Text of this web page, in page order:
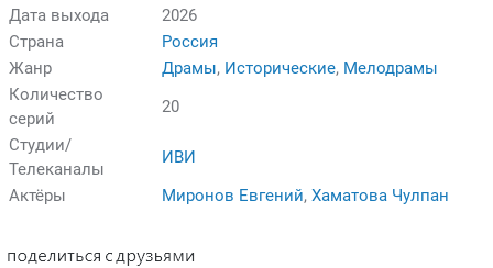
Дата выхода
2026
Страна
Россия
Жанр
Драмы, Исторические, Мелодрамы
Количество
серий
20
Студии/
Телеканалы
ИВИ
Актёры
Миронов Евгений, Хаматова Чулпан